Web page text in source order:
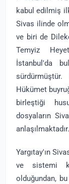
kabul edilmiş
Sivas ilinde
ve biri de
Temyiz
İstanbul'da
Hükümet
birleştiği
dosyaların
anlaşılmaktadır.
Yargıtay'ın
ve sistemi
olduğundan,